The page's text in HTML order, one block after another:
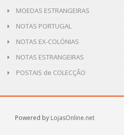
MOEDAS ESTRANGEIRAS
NOTAS PORTUGAL
NOTAS EX-COLÓNIAS
NOTAS ESTRANGEIRAS
POSTAIS de COLECÇÃO
Powered by LojasOnline.net